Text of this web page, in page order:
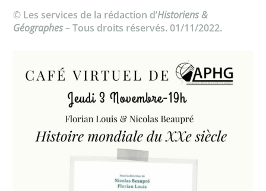
© Les services de la rédaction d’Historiens &
Géographes– Tous droits réservés. 01/11/2022.